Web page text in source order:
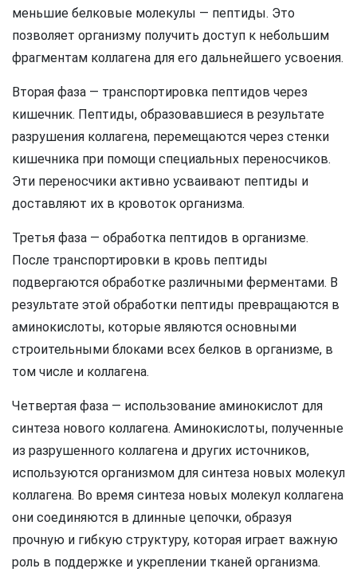
меньшие белковые молекулы — пептиды. Это
позволяет организму получить доступ к небольшим
фрагментам коллагена для его дальнейшего усвоения.
Вторая фаза — транспортировка пептидов через
кишечник. Пептиды, образовавшиеся в результате
разрушения коллагена, перемещаются через стенки
кишечника при помощи специальных переносчиков.
Эти переносчики активно усваивают пептиды и
доставляют их в кровоток организма.
Третья фаза — обработка пептидов в организме.
После транспортировки в кровь пептиды
подвергаются обработке различными ферментами. В
результате этой обработки пептиды превращаются в
аминокислоты, которые являются основными
строительными блоками всех белков в организме, в
том числе и коллагена.
Четвертая фаза — использование аминокислот для
синтеза нового коллагена. Аминокислоты, полученные
из разрушенного коллагена и других источников,
используются организмом для синтеза новых молекул
коллагена. Во время синтеза новых молекул коллагена
они соединяются в длинные цепочки, образуя
прочную и гибкую структуру, которая играет важную
роль в поддержке и укреплении тканей организма.